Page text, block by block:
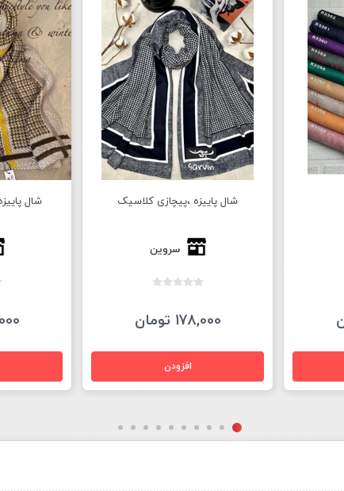
شال پاییزه ،پیچازی کلاسیک
سروین
178,000 تومان
شال